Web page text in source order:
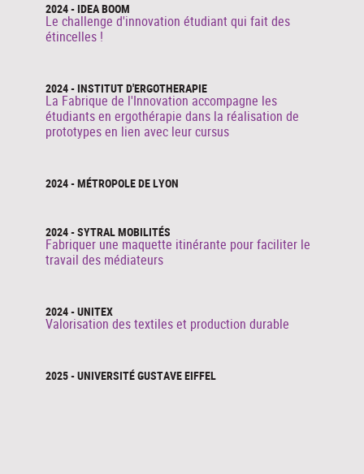
2024 - IDEA BOOM
Le challenge d'innovation étudiant qui fait des
étincelles !
2024 - INSTITUT D'ERGOTHERAPIE
La Fabrique de l'Innovation accompagne les
étudiants en ergothérapie dans la réalisation de
prototypes en lien avec leur cursus
2024 - MÉTROPOLE DE LYON
2024 - SYTRAL MOBILITÉS
Fabriquer une maquette itinérante pour faciliter le
travail des médiateurs
2024 - UNITEX
Valorisation des textiles et production durable
2025 - UNIVERSITÉ GUSTAVE EIFFEL